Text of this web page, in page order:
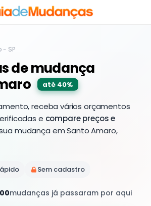
- SP
de mudança
até 40%
receba vários orçamentos
e compare preços e
mudança em Santo Amaro,
Sem cadastro
mudanças já passaram por aqui